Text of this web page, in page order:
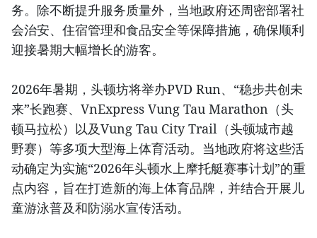
务。除不断提升服务质量外，当地政府还周密部署社
会治安、住宿管理和食品安全等保障措施，确保顺利
迎接暑期大幅增长的游客。
2026年暑期，头顿坊将举办PVD Run、“稳步共创未
来”长跑赛、VnExpress Vung Tau Marathon（头
顿马拉松）以及Vung Tau City Trail（头顿城市越
野赛）等多项大型海上体育活动。当地政府将这些活
动确定为实施“2026年头顿水上摩托艇赛事计划”的重
点内容，旨在打造新的海上体育品牌，并结合开展儿
童游泳普及和防溺水宣传活动。